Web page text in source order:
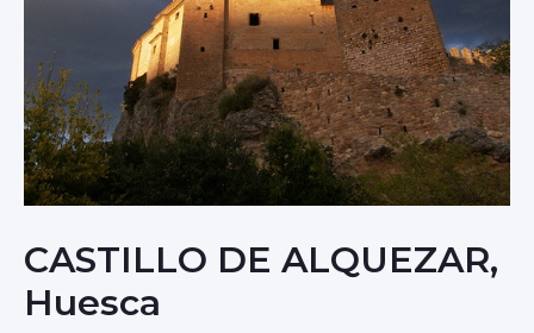
CASTILLO DE ALQUEZAR,
Huesca